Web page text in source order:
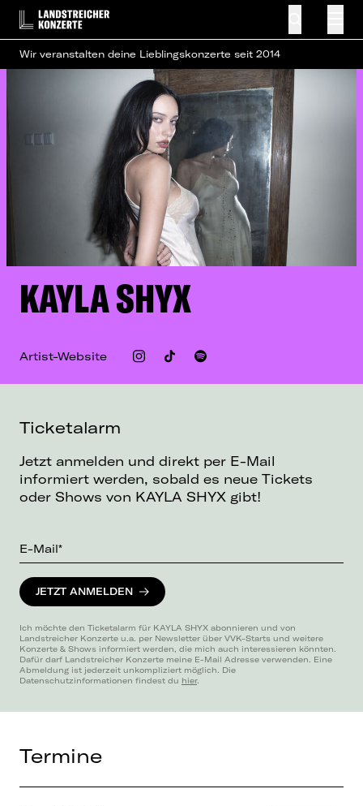
Wir veranstalten deine Lieblingskonzerte seit 2014
KAYLA SHYX
Artist-Website
Ticketalarm
Jetzt anmelden und direkt per E-Mail
informiert werden, sobald es neue Tickets
oder Shows von KAYLA SHYX gibt!
E-Mail*
JETZT ANMELDEN
Ich möchte den Ticketalarm für KAYLA SHYX abonnieren und von
Landstreicher Konzerte u.a. per Newsletter über VVK-Starts und weitere
Konzerte & Shows informiert werden, die mich auch interessieren könnten.
Dafür darf Landstreicher Konzerte meine E-Mail Adresse verwenden. Eine
Abmeldung ist jederzeit unkompliziert möglich. Die
Datenschutzinformationen findest du hier.
Termine